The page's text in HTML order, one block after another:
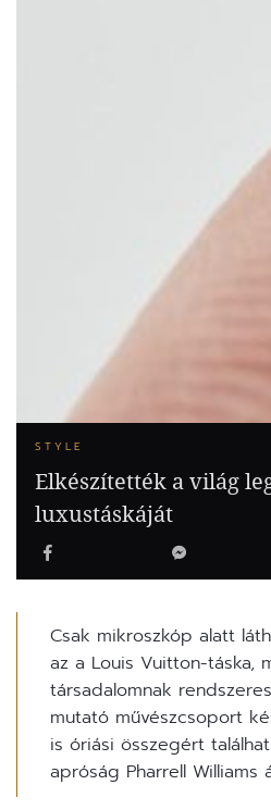
STYLE
Elkészítették a világ
luxustáskáját
Csak mikroszkóp alatt
az a Louis Vuitton-táska,
társadalomnak
mutató művészcsoport
is óriási összegért
apróság Pharrell Williams